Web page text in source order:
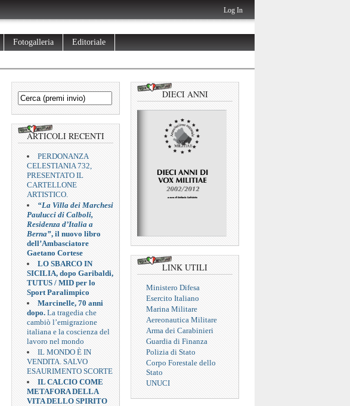
Log In
Fotogalleria Editoriale
ARTICOLI RECENTI
PERDONANZA
CELESTIANIA 732,
PRESENTATO IL
CARTELLONE
ARTISTICO.
“La Villa dei Marchesi
Paulucci di Calboli,
Residenza d’Italia a
Berna”, il nuovo libro
dell’Ambasciatore
Gaetano Cortese
LO SBARCO IN
SICILIA, dopo Garibaldi,
TUTUS / MID per lo
Sport Paralimpico
Marcinelle, 70 anni
dopo. La tragedia che
cambiò l’emigrazione
italiana e la coscienza del
lavoro nel mondo
IL MONDO È IN
VENDITA. SALVO
ESAURIMENTO SCORTE
IL CALCIO COME
METAFORA DELLA
VITA DELLO SPIRITO
DIECI ANNI
LINK UTILI
Ministero Difesa
Esercito Italiano
Marina Militare
Aereonautica Militare
Arma dei Carabinieri
Guardia di Finanza
Polizia di Stato
Corpo Forestale dello
Stato
UNUCI